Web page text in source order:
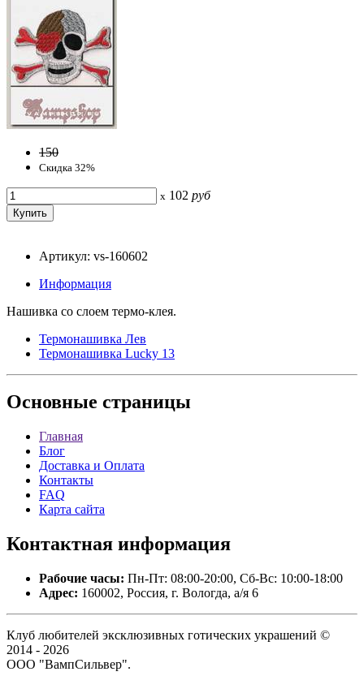
150
Скидка 32%
x 102 руб
Артикул: vs-160602
Информация
Нашивка со слоем термо-клея.
Термонашивка Лев
Термонашивка Lucky 13
Основные страницы
Главная
Блог
Доставка и Оплата
Контакты
FAQ
Карта сайта
Контактная информация
Рабочие часы: Пн-Пт: 08:00-20:00, Сб-Вс: 10:00-18:00
Адрес: 160002, Россия, г. Вологда, а/я 6
Клуб любителей эксклюзивных готических украшений ©
2014 - 2026
ООО "ВампСильвер".